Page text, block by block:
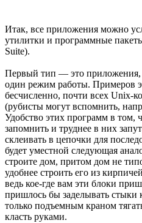
Итак, все приложения можно
утилитки и программные
Suite).
Первый тип — это приложения,
один режим работы. Примеров
бесчисленно, почти всех Unix-
(рубисты могут вспомнить,
Удобство этих программ в том,
запомнить и труднее в них
склеивать в цепочки для
будет уместной следующая
строите дом, притом дом не
удобнее строить его из
ведь кое-где вам эти блоки
пришлось бы заделывать
только подъемным краном
класть руками.